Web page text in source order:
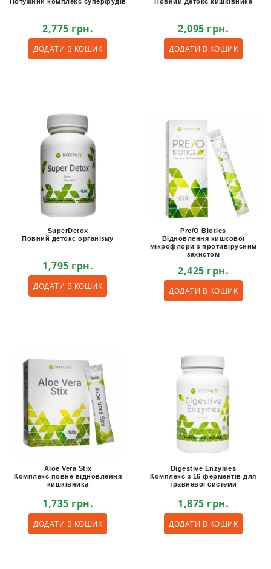
2,775 грн.
ДОДАТИ В КОШИК
2,095 грн.
ДОДАТИ В КОШИК
SuperDetox
Повний детокс організму
1,795 грн.
ДОДАТИ В КОШИК
Pre/O Biotics
Відновлення кишкової
мікрофлори з противірусним
захистом
2,425 грн.
ДОДАТИ В КОШИК
Aloe Vera Stix
Комплекс повне відновлення
кишківника
1,735 грн.
ДОДАТИ В КОШИК
Digestive Enzymes
Комплекс з 16 ферментів для
травневої системи
1,875 грн.
ДОДАТИ В КОШИК